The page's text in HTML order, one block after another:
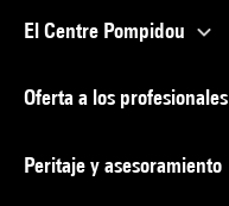
El Centre Pompidou
Oferta a los profesionales
Peritaje y asesoramiento